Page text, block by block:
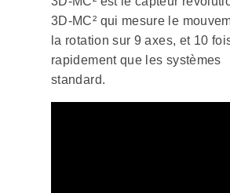
3D-MC² qui mesure le
la rotation sur 9 axes, et 10
rapidement que les systèmes
standard.